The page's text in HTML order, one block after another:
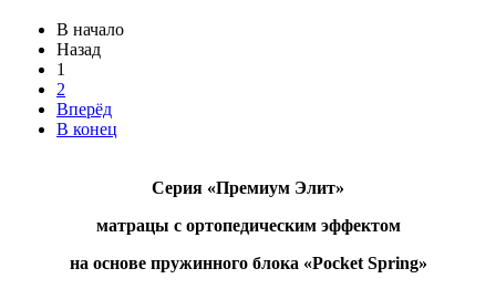
В начало
Назад
1
2
Вперёд
В конец
Серия «Премиум Элит»
матрацы с ортопедическим эффектом
на основе пружинного блока «Pocket Spring»